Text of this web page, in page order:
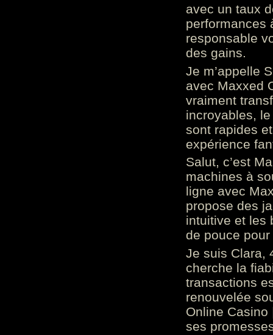
avec un taux
performances
responsable
des gains.
Je m’appelle
avec Maxxed
vraiment
incroyables,
sont rapides
expérience
Salut, c’est
machines à
ligne avec
propose des
intuitive et les
de pouce
Je suis Clara,
cherche la
transactions
renouvelée
Online
ses